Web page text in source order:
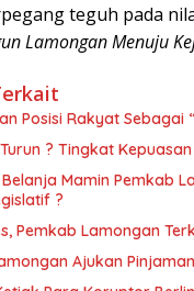
teguh pada
Lamongan Menuju
Posisi Rakyat Sebagai
? Tingkat
Mamin Pemkab
?
Pemkab Lamongan
Ajukan